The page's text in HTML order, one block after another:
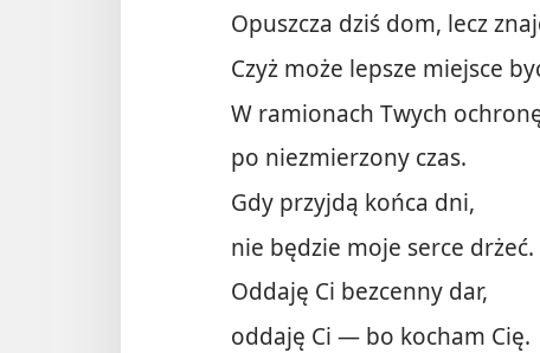
Opuszcza dziś dom, lecz
Czyż może lepsze miejsce
W ramionach Twych
po niezmierzony czas.
Gdy przyjdą końca dni,
nie będzie moje serce drżeć.
Oddaję Ci bezcenny dar,
oddaję Ci — bo kocham Cię.